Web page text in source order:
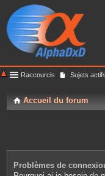
Raccourcis Sujets actifs
Accueil du forum
Problèmes de